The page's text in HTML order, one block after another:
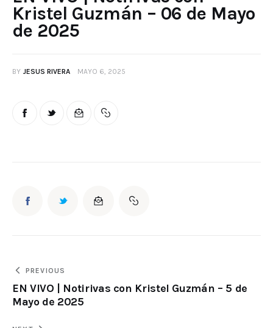
Kristel Guzmán – 06 de Mayo
de 2025
BY JESUS RIVERA MAYO 6, 2025
PREVIOUS
EN VIVO | Notirivas con Kristel Guzmán – 5 de
Mayo de 2025